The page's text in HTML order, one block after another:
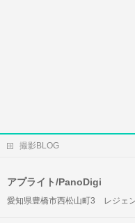
撮影BLOG
アプライト/PanoDigi
愛知県豊橋市西松山町3 レジェ